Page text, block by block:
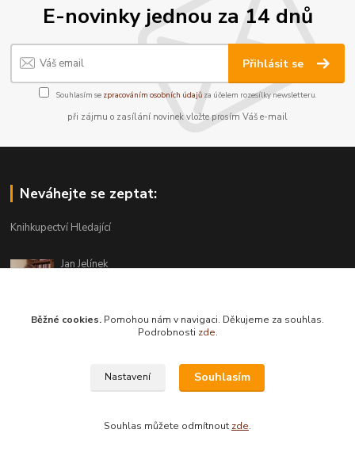
E-novinky jednou za 14 dnů
Přihlásit se
Souhlasím se zpracováním osobních údajůza účelem rozesílky newsletteru.
při zájmu o zasílání novinek vložte prosím Váš e-mail
Neváhejte se zeptat:
Knihkupectví Hledající
Jan Jelínek
info@hledajici.cz
Běžné cookies. Pomohou nám v navigaci. Děkujeme za souhlas.
Podrobnosti zde.
Nastavení Souhlasím
Souhlas můžete odmítnout zde.